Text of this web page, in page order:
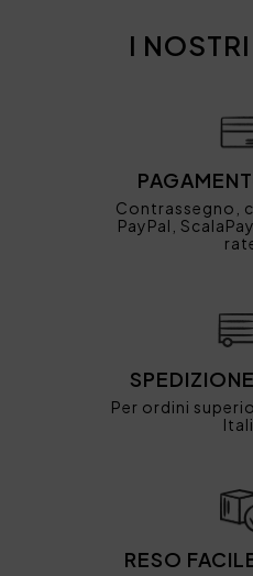
I
Contrassegno,
PayPal,
Per ordini
RESO